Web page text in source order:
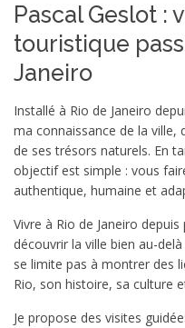
Pascal Geslot :
touristique
Janeiro
Installé à Rio de Janeiro
ma connaissance de la
de ses trésors naturels. En
objectif est simple : vous
authentique, humaine et
Vivre à Rio de Janeiro
découvrir la ville bien au-
se limite pas à montrer des
Rio, son histoire, sa culture
Je propose des visites